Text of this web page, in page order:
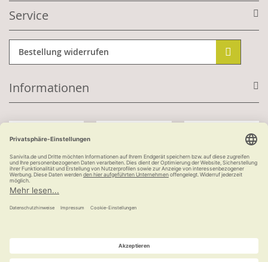
Service
Bestellung widerrufen
Informationen
Kauf auf Rechnung
versandkostenfrei